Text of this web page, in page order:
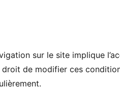
sur le site implique
droit de modifier ces